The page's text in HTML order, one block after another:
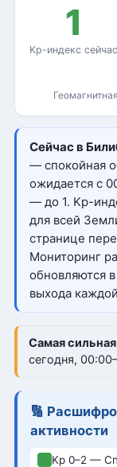
1
Kp-индекс сейчас
Сейчас в
— спокойная
ожидается с
— до 1. Kp-
для всей
странице
Мониторинг
обновляются
выхода
Самая
сегодня,
🔢
активности
Kp 0–2 —